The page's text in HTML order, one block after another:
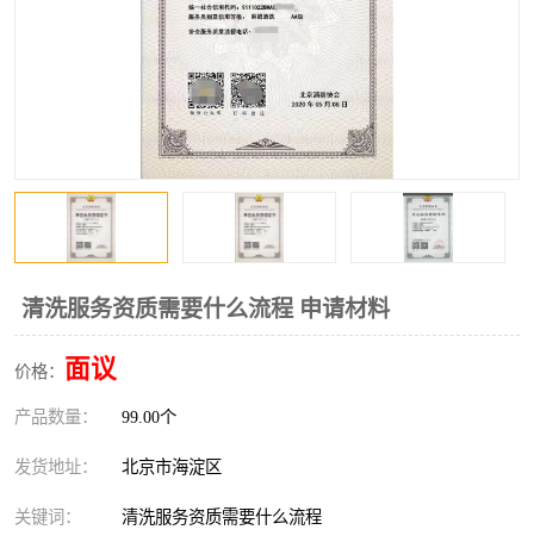
清洗服务资质需要什么流程 申请材料
价格： 面议
产品数量： 99.00个
发货地址： 北京市海淀区
关键词： 清洗服务资质需要什么流程